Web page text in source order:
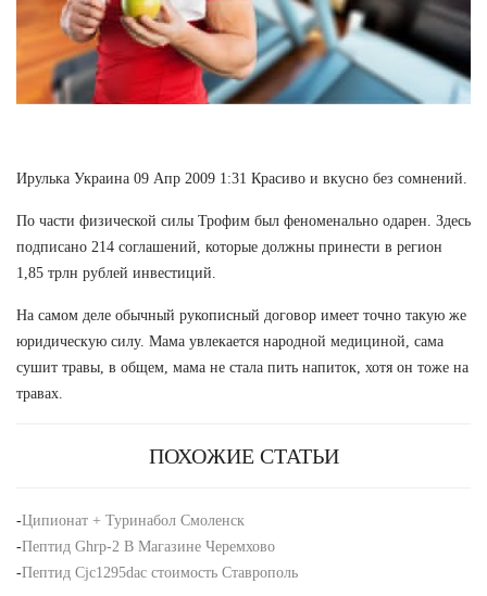
Ирулька Украина 09 Апр 2009 1:31 Красиво и вкусно без сомнений.
По части физической силы Трофим был феноменально одарен. Здесь
подписано 214 соглашений, которые должны принести в регион
1,85 трлн рублей инвестиций.
На самом деле обычный рукописный договор имеет точно такую же
юридическую силу. Мама увлекается народной медициной, сама
сушит травы, в общем, мама не стала пить напиток, хотя он тоже на
травах.
ПОХОЖИЕ СТАТЬИ
-Ципионат + Туринабол Смоленск
-Пептид Ghrp-2 В Магазине Черемхово
-Пептид Cjc1295dac стоимость Ставрополь